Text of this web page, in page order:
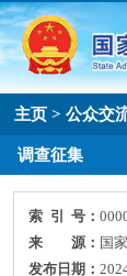
主页 >公众交
调查征集
索 引 号：
来 源： 国
发布日期：